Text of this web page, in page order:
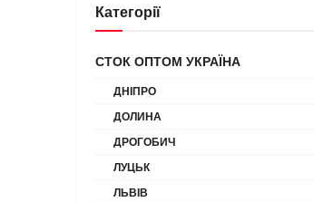
Категорії
СТОК ОПТОМ УКРАЇНА
ДНІПРО
ДОЛИНА
ДРОГОБИЧ
ЛУЦЬК
ЛЬВІВ